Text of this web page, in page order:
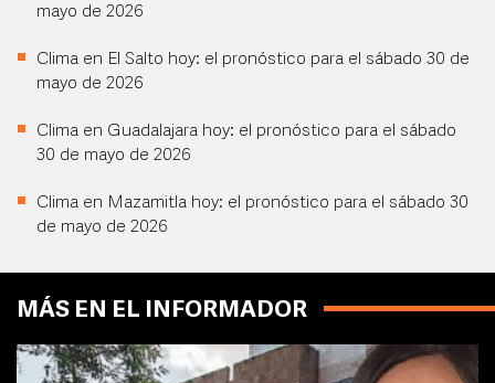
mayo de 2026
Clima en El Salto hoy: el pronóstico para el sábado 30 de
mayo de 2026
Clima en Guadalajara hoy: el pronóstico para el sábado
30 de mayo de 2026
Clima en Mazamitla hoy: el pronóstico para el sábado 30
de mayo de 2026
MÁS EN EL INFORMADOR